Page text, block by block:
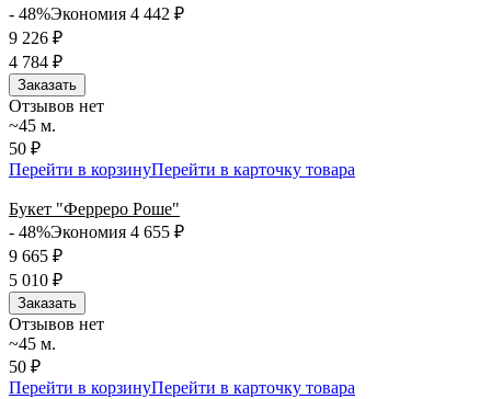
- 48%Экономия 4 442 ₽
9 226 ₽
4 784 ₽
Заказать
Отзывов нет
~45 м.
50 ₽
Перейти в корзинуПерейти в карточку товара
Букет "Ферреро Роше"
- 48%Экономия 4 655 ₽
9 665 ₽
5 010 ₽
Заказать
Отзывов нет
~45 м.
50 ₽
Перейти в корзинуПерейти в карточку товара